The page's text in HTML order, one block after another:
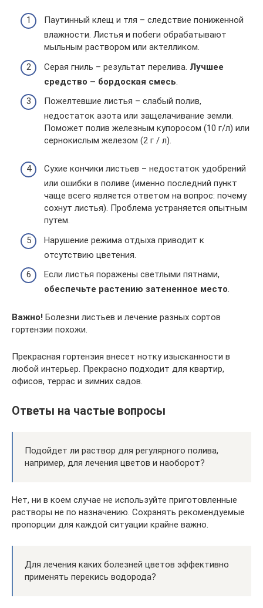
Паутинный клещ и тля – следствие пониженной
влажности. Листья и побеги обрабатывают
мыльным раствором или актелликом.
Серая гниль – результат перелива. Лучшее
средство – бордоская смесь
Пожелтевшие листья – слабый полив,
недостаток азота или защелачивание земли.
Поможет полив железным купоросом (10 г/л) или
сернокислым железом (2 г / л).
Сухие кончики листьев – недостаток удобрений
или ошибки в поливе (именно последний пункт
чаще всего является ответом на вопрос: почему
сохнут листья). Проблема устраняется опытным
путем.
Нарушение режима отдыха приводит к
отсутствию цветения.
Если листья поражены светлыми пятнами,
обеспечьте растению затененное место.
Важно! Болезни листьев и лечение разных сортов
гортензии похожи.
Прекрасная гортензия внесет нотку изысканности в
любой интерьер. Прекрасно подходит для квартир,
офисов, террас и зимних садов.
Ответы на частые вопросы
Подойдет ли раствор для регулярного полива,
например, для лечения цветов и наоборот?
Нет, ни в коем случае не используйте приготовленные
растворы не по назначению. Сохранять рекомендуемые
пропорции для каждой ситуации крайне важно.
Для лечения каких болезней цветов эффективно
применять перекись водорода?